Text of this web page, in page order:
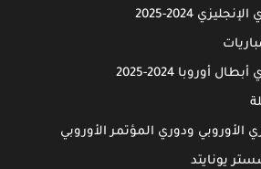
2024-2025
2024-2025
ودوري المؤتمر الأوروبي
يونايتد